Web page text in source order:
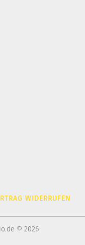
WIDERRUFEN
© 2026